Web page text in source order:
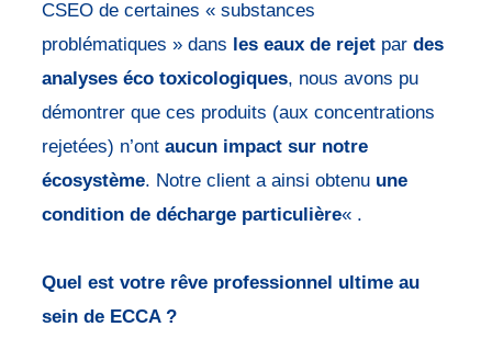
CSEO de certaines « substances
problématiques » dans les eaux de rejetpar des
analyses éco toxicologiques, nous avons pu
démontrer que ces produits (aux concentrations
rejetées) n’ont aucun impact sur notre
écosystème. Notre client a ainsi obtenu une
condition de décharge particulière« .
Quel est votre rêve professionnel ultime au
sein de ECCA ?